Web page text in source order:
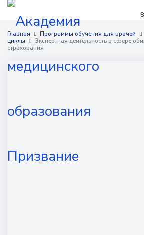
Программы обучения
Условия обучения
Для работодателей
Сведения об образовательной
Главная Программы обучения для врачей
циклы
Экспертная деятельность в сфере
страхования